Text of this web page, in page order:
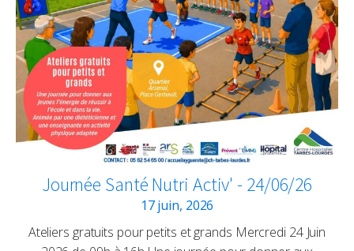
Journée Santé Nutri Activ' - 24/06/26
17 juin, 2026
Ateliers gratuits pour petits et grands Mercredi 24 Juin